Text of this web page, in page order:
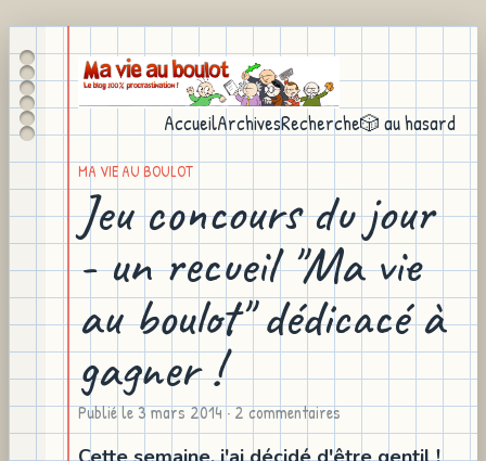
AccueilArchivesRecherche🎲 au hasard
MA VIE AU BOULOT
Jeu concours du jour
- un recueil "Ma vie
au boulot" dédicacé à
gagner !
Publié le3 mars 2014· 2 commentaires